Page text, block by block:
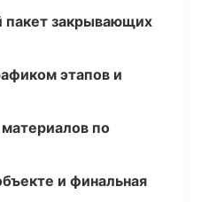
пакет закрывающих
этапов и
по
и финальная